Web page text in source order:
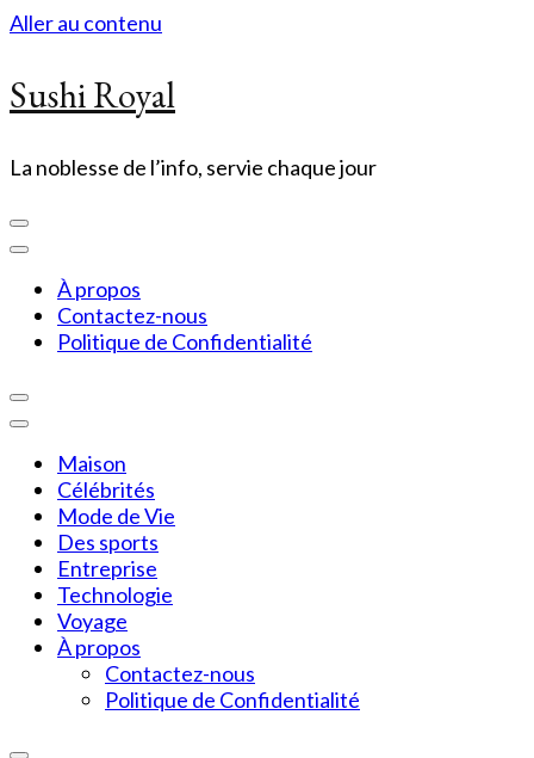
Aller au contenu
Sushi Royal
La noblesse de l’info, servie chaque jour
À propos
Contactez-nous
Politique de Confidentialité
Maison
Célébrités
Mode de Vie
Des sports
Entreprise
Technologie
Voyage
À propos
Contactez-nous
Politique de Confidentialité